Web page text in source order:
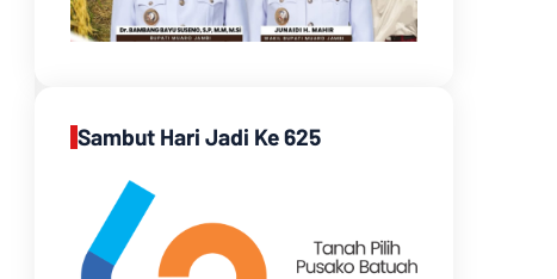
Sambut Hari Jadi Ke 625